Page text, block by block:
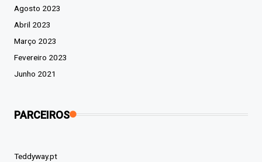
Agosto 2023
Abril 2023
Março 2023
Fevereiro 2023
Junho 2021
PARCEIROS
Teddyway.pt